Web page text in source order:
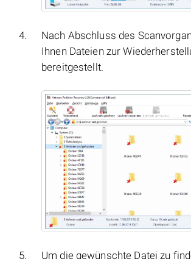
Nach Abschluss des
Ihnen Dateien zur
bereitgestellt.
Um die gewünschte Datei zu